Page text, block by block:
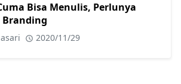
Bisa Menulis, Perlunya
2020/11/29